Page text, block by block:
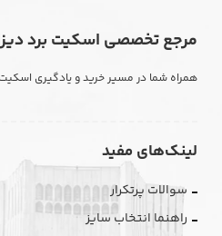
مرجع تخصصی اسکیت برد
همراه شما در مسیر خرید و یادگیری
لینک‌های مفید
سوالات پرتکرار
راهنما انتخاب سایز